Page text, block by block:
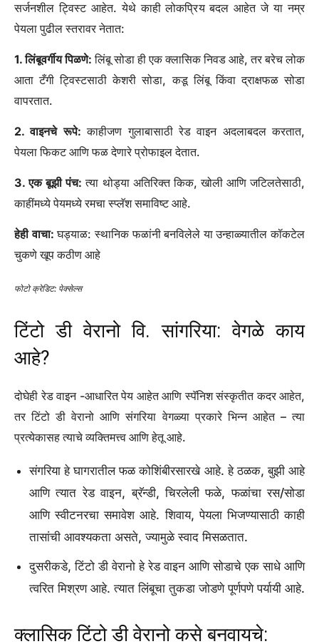
सर्जनशील ट्विस्ट आहेत. येथे काही लोकप्रिय बदल आहेत जे या नम्र
पेयला पुढील स्तरावर नेतात:
1. लिंबूवर्गीय पिळणे:
वापरतात.
2. वाइनचे रूपे:
3. एक बूझी पंच:त्या थोड्या अतिरिक्त किक, खोली आणि जटिलतेसाठी,
काहींमध्ये पेयमध्ये रमचा स्प्लॅश समाविष्ट आहे.
हेही वाचा:घड्याळ: स्थानिक फळांनी बनविलेले या उन्हाळ्यातील कॉकटेल
चुकणे खूप कठीण आहे
फोटो क्रेडिट: पेक्सेल्स
टिंटो डी वेरानो वि. सांगरिया: वेगळे काय
आहे?
दोघेही रेड वाइन -आधारित पेय आहेत आणि स्पॅनिश संस्कृतीत कदर आहेत,